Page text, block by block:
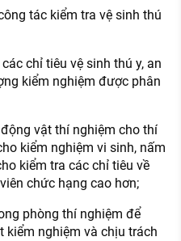
tác kiểm tra vệ sinh thú
chỉ tiêu vệ sinh thú y, an
kiểm nghiệm được phân
vật thí nghiệm cho thí
kiểm nghiệm vi sinh, nấm
kiểm tra các chỉ tiêu về
chức hạng cao hơn;
phòng thí nghiệm để
kiểm nghiệm và chịu trách